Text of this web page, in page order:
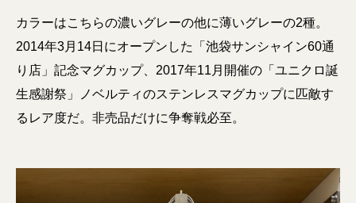
カラーはこちらの濃いグレーの他に薄いグレーの2種。
2014年3月14日にオープンした「池袋サンシャイン60通
り店」記念マグカップ、2017年11月開催の「ユニクロ誕
生感謝祭」ノベルティのステンレスマグカップに匹敵す
るレア度だ。非売品だけに争奪戦必至。